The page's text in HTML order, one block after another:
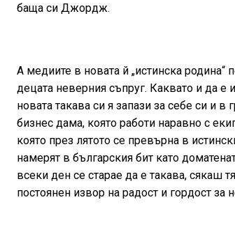
баща си Джордж.
А медиите в новата й „истинска
децата неверния съпруг. Каквато и да е
новата такава си я запази за себе си и
бизнес дама, която работи наравно с
която през лятото се превърна в
намерят в българския бит като
всеки ден се старае да е такава, сякаш
постоянен извор на радост и гордост за